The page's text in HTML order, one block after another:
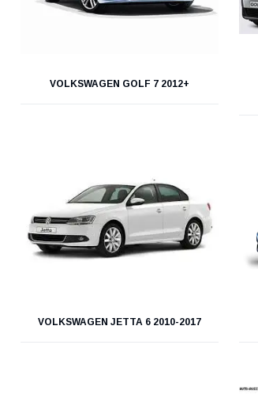
VOLKSWAGEN GOLF 7 2012+
VOLKSWAGEN JETTA 6 2010-2017